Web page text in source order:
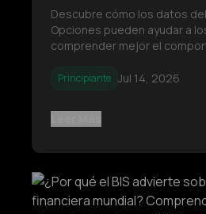
de Opciones para
Mercado de CFD
Descubre cómo los datos
Opciones pueden ayudar a
comprender mejor el
Ejercicio (Strike Prices), el
Vencimiento (Expiration
un
Principiante Jul 14, 2026